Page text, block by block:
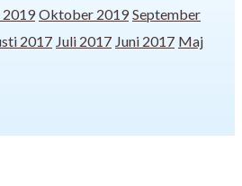
Oktober 2019 September
2017 Juli 2017 Juni 2017 Maj